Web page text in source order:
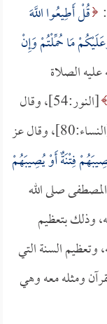
قُلْ أَطِيعُوا اللَّهَ
مَا حُمِّلْتُمْ وَإِنْ
عليه الصلاة
[النور:54]، وقال
[النساء:80]، وقال عز
فِتْنَةٌ أَوْ يُصِيبَهُمْ
المصطفى صلى الله
وذلك بتعظيم
وتعظيم السنة التي
ومثله معه وهي